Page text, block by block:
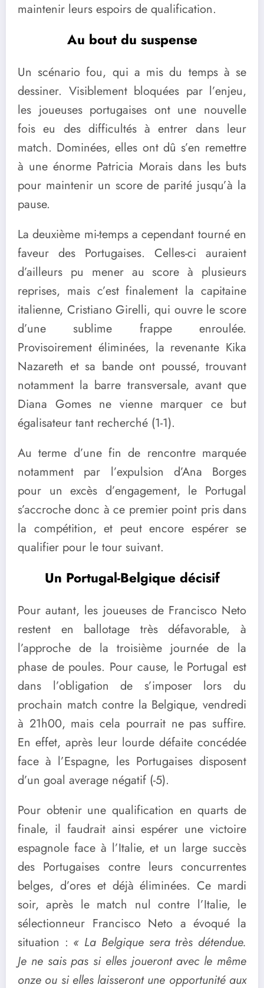
maintenir leurs espoirs de qualification.
Au bout du suspense
Un scénario fou, qui a mis du temps à se
dessiner. Visiblement bloquées par l’enjeu,
les joueuses portugaises ont une nouvelle
fois eu des difficultés à entrer dans leur
match. Dominées, elles ont dû s’en remettre
à une énorme Patricia Morais dans les buts
pour maintenir un score de parité jusqu’à la
pause.
La deuxième mi-temps a cependant tourné en
faveur des Portugaises. Celles-ci auraient
d’ailleurs pu mener au score à plusieurs
reprises, mais c’est finalement la capitaine
italienne, Cristiano Girelli, qui ouvre le score
d’une sublime frappe enroulée.
Provisoirement éliminées, la revenante Kika
Nazareth et sa bande ont poussé, trouvant
notamment la barre transversale, avant que
Diana Gomes ne vienne marquer ce but
égalisateur tant recherché (1-1).
Au terme d’une fin de rencontre marquée
notamment par l’expulsion d’Ana Borges
pour un excès d’engagement, le Portugal
s’accroche donc à ce premier point pris dans
la compétition, et peut encore espérer se
qualifier pour le tour suivant.
Un Portugal-Belgique décisif
Pour autant, les joueuses de Francisco Neto
restent en ballotage très défavorable, à
l’approche de la troisième journée de la
phase de poules. Pour cause, le Portugal est
dans l’obligation de s’imposer lors du
prochain match contre la Belgique, vendredi
à 21h00, mais cela pourrait ne pas suffire.
En effet, après leur lourde défaite concédée
face à l’Espagne, les Portugaises disposent
d’un goal average négatif (-5).
Pour obtenir une qualification en quarts de
finale, il faudrait ainsi espérer une victoire
espagnole face à l’Italie, et un large succès
des Portugaises contre leurs concurrentes
belges, d’ores et déjà éliminées. Ce mardi
soir, après le match nul contre l’Italie, le
sélectionneur Francisco Neto a évoqué la
situation : « La Belgique sera très détendue.
Je ne sais pas si elles joueront avec le même
onze ou si elles laisseront une opportunité aux